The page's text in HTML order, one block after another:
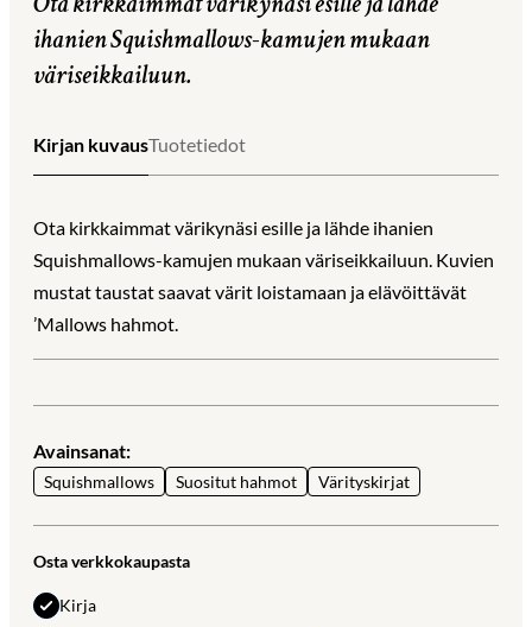
ihanien Squishmallows-kamujen mukaan
väriseikkailuun.
Kirjan kuvausTuotetiedot
Ota kirkkaimmat värikynäsi esille ja lähde ihanien
Squishmallows-kamujen mukaan väriseikkailuun. Kuvien
mustat taustat saavat värit loistamaan ja elävöittävät
’Mallows hahmot.
Avainsanat:
Squishmallows Suositut hahmot Värityskirjat
Osta verkkokaupasta
Kirja